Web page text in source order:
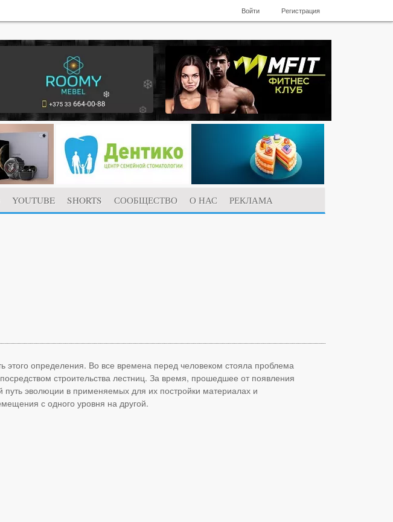
Войти Регистрация
YOUTUBE SHORTS СООБЩЕСТВО О НАС
РЕКЛАМА
определения. Во все времена перед человеком стояла проблема
строительства лестниц. За время, прошедшее от появления
эволюции в применяемых для их постройки материалах и
с одного уровня на другой.